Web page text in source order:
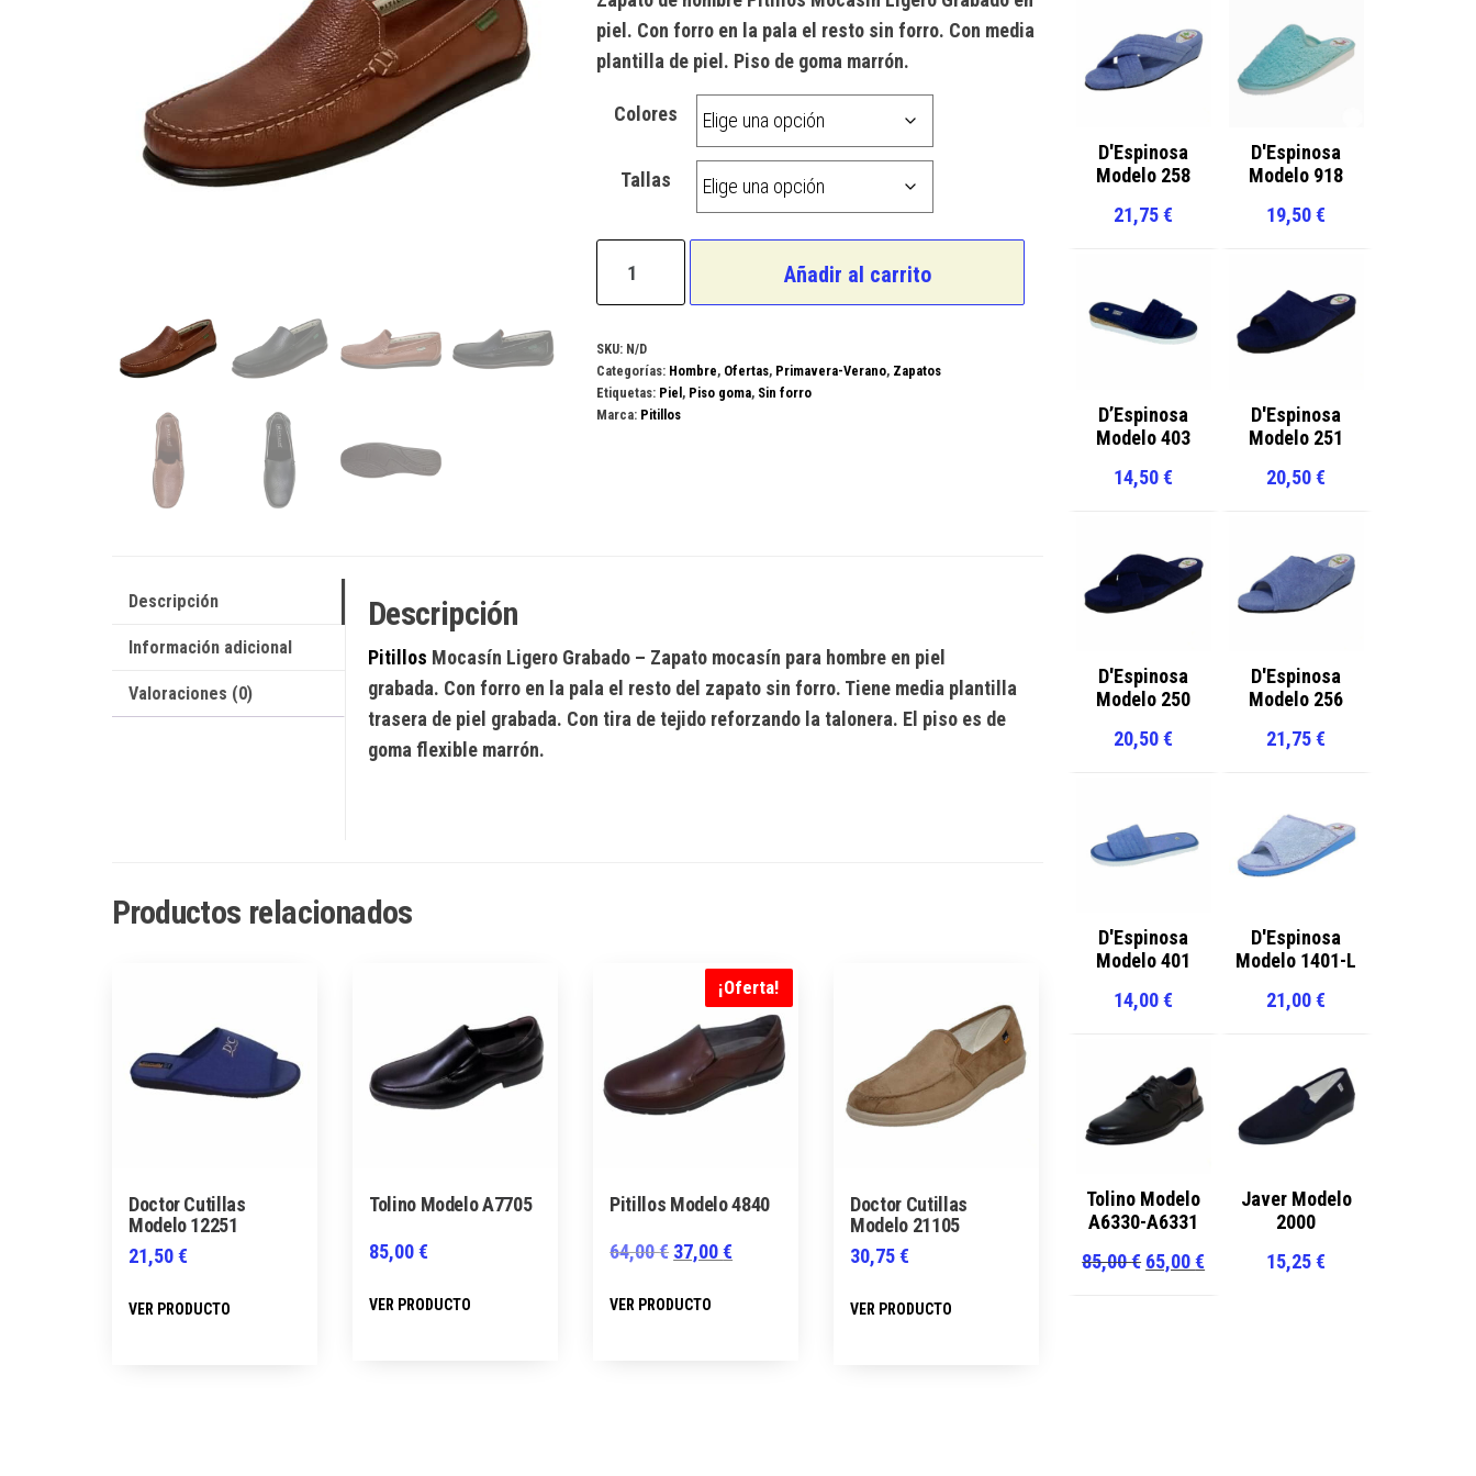
original
era:
80,00 €.
actual
es:
piel. Con forro en la pala el resto sin forro. Con media
plantilla de piel. Piso de goma marrón.
Colores
Tallas
Mocasín
Grabado
cantidad
Añadir al carrito
SKU: N/D
Categorías: Hombre, Ofertas, Primavera-Verano, Zapatos
Etiquetas: Piel , Piso goma, Sin forro
Marca: Pitillos
Descripción
Información adicional
Valoraciones (0)
Descripción
Pitillos Mocasín Ligero Grabado – Zapato mocasín para hombre en piel
grabada. Con forro en la pala el resto del zapato sin forro. Tiene media plantilla
trasera de piel grabada. Con tira de tejido reforzando la talonera. El piso es de
goma flexible marrón.
Productos relacionados
Doctor Cutillas
Modelo 12251
21,50€
VER PRODUCTO
Tolino Modelo A7705
85,00€
VER PRODUCTO
¡Oferta!
Pitillos Modelo 4840
64,00€ El
original
37,00€
VER PRODUCTO
Doctor Cutillas
Modelo 21105
30,75€
VER PRODUCTO
D'Espinosa
Modelo 258
21,75€
D'Espinosa
Modelo 918
19,50€
D’Espinosa
Modelo 403
14,50€
D'Espinosa
Modelo 251
20,50€
D'Espinosa
Modelo 250
20,50€
D'Espinosa
Modelo 256
21,75€
D'Espinosa
Modelo 401
14,00€
D'Espinosa
Modelo 1401-L
21,00€
Tolino Modelo
A6330-A6331
85,00€ El
65,00€
Javer Modelo
2000
15,25€